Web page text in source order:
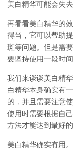
美白精华可能会失去
再看看美白精华的
得当，它可以帮助
斑等问题。但是需
要坚持使用一段时
我们来谈谈美白精
白精华本身确实有
的，并且需要注意
使用时需要根据自
方法才能达到最好的
美白精华确实有用